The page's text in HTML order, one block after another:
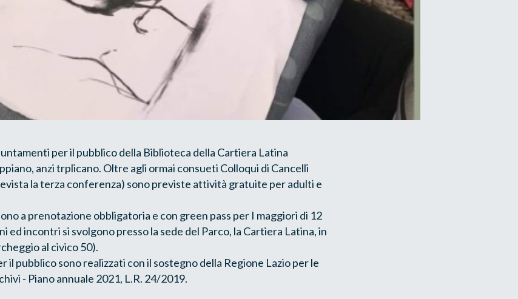
per il pubblico della Biblioteca della Cartiera Latina
anzi trplicano. Oltre agli ormai consueti Colloqui di Cancelli
la terza conferenza) sono previste attività gratuite per adulti e
a prenotazione obbligatoria e con green pass per I maggiori di 12
ed incontri si svolgono presso la sede del Parco, la Cartiera Latina, in
al civico 50).
il pubblico sono realizzati con il sostegno della Regione Lazio per le
- Piano annuale 2021, L.R. 24/2019.